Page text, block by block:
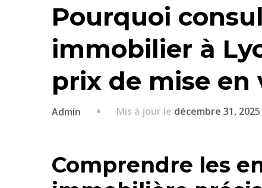
Pourquoi
immobilier à
prix de mise en
Admin Mis à jour le décembre 31, 2025
Comprendre les